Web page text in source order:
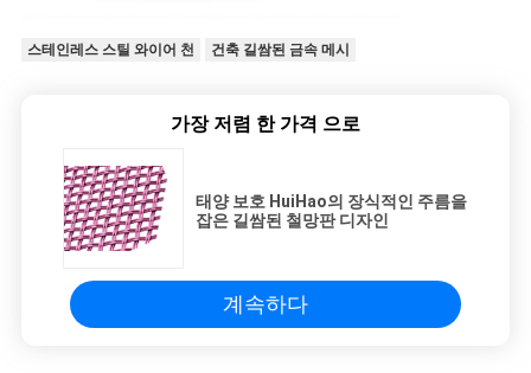
스테인레스 스틸 와이어 천 건축 길쌈된 금속 메시
가장 저렴 한 가격 으로
태양 보호 HuiHao의 장식적인 주름을
잡은 길쌈된 철망판 디자인
계속하다